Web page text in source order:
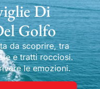
Di
Golfo
da scoprire, tra
e tratti rocciosi.
le emozioni.